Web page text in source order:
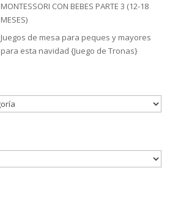
MONTESSORI CON BEBES PARTE 3 (12-18
MESES)
Juegos de mesa para peques y mayores
para esta navidad {Juego de Tronas}